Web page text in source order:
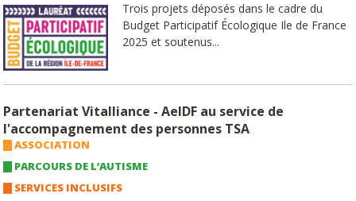
Trois projets déposés dans le cadre du
Budget Participatif Écologique Ile de France
2025 et soutenus...
Partenariat Vitalliance - AeIDF au service de
l'accompagnement des personnes TSA
ASSOCIATION
PARCOURS DE L’AUTISME
SERVICES INCLUSIFS